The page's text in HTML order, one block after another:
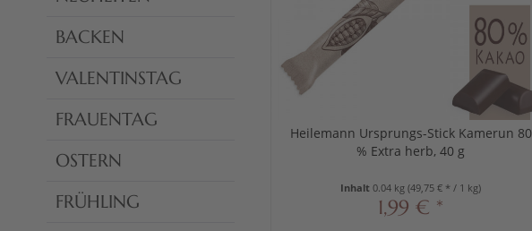
BACKEN
VALENTINSTAG
FRAUENTAG
OSTERN
FRÜHLING
Heilemann Ursprungs-Stick Kamerun 80
% Extra herb, 40 g
Inhalt0.04 kg(49,75 € * / 1 kg)
1,99 € *